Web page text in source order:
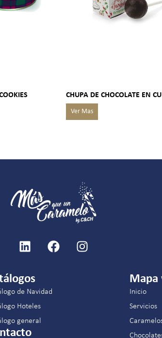
CHUPA DE CHOCOLATE EN
de Navidad
Hoteles
general
Mapa
Inicio
Servicios